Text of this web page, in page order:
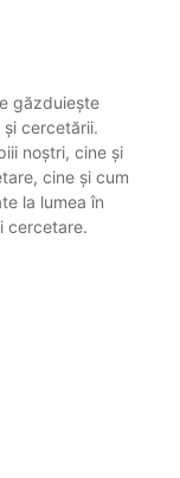
găzduiește
cercetării.
noștri, cine și
cine și cum
la lumea în
cercetare.